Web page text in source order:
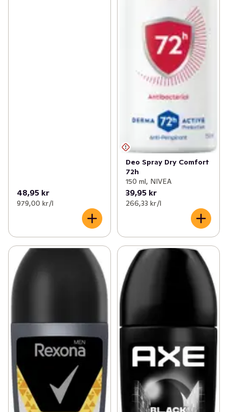
48,95 kr
979,00 kr /l
Deo Spray Dry Comfort
72h
150 ml, NIVEA
39,95 kr
266,33 kr /l